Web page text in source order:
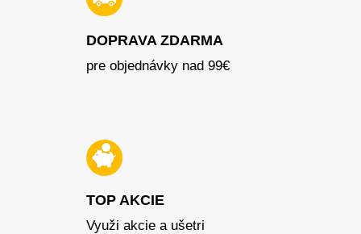
DOPRAVA ZDARMA
pre objednávky nad 99€
TOP AKCIE
Využi akcie a ušetri